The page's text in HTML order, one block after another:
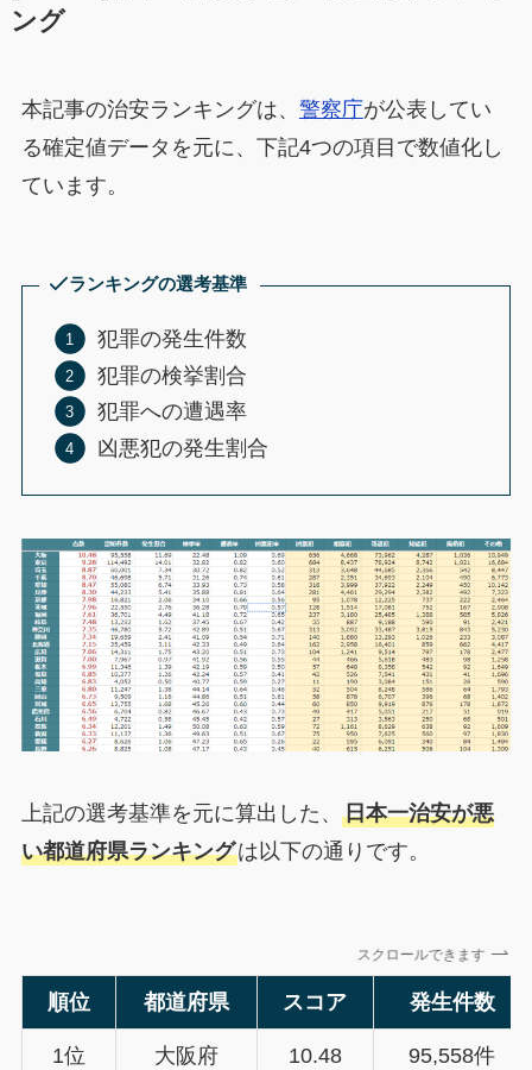
ング
本記事の治安ランキングは、 警察庁が公表してい
る確定値データを元に、下記4つの項目で数値化し
ています。
ランキングの選考基準
犯罪の発生件数
犯罪の検挙割合
犯罪への遭遇率
凶悪犯の発生割合
上記の選考基準を元に算出した、 日本一治安が悪
い都道府県ランキングは以下の通りです。
スクロールできます
順位 都道府県 スコア 発生件数
1位 大阪府 10.48 95,558件